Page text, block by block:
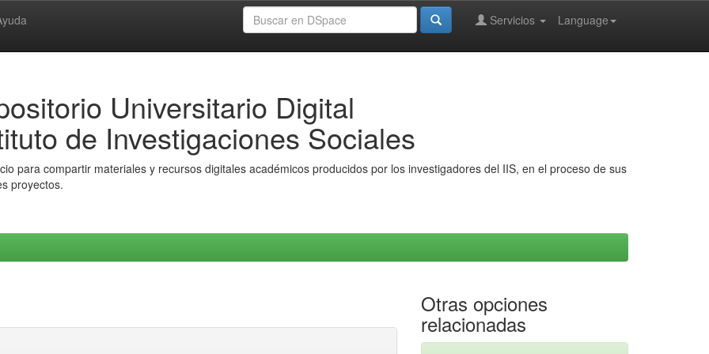
Language
Servicios
Universitario Digital
de Investigaciones Sociales
para compartir materiales y recursos digitales académicos producidos por los investigadores del IIS, en el proceso de sus
proyectos.
Otras opciones
relacionadas